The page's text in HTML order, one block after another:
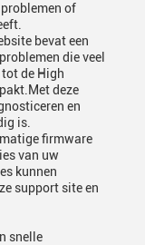
of
bevat een
die veel
de High
deze
en
is.
firmware
van uw
kunnen
support site en
snelle